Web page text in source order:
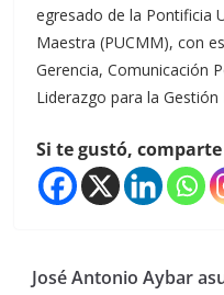
egresado de la Pontificia
Maestra (PUCMM), con
Gerencia, Comunicación
Liderazgo para la Gestión
Si te gustó,
José Antonio Aybar